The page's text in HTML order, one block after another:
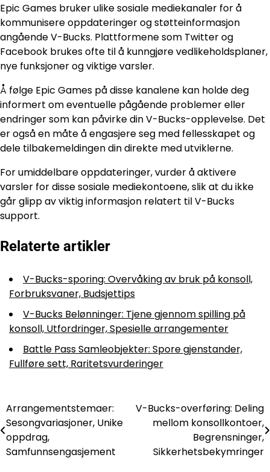
Epic Games bruker ulike sosiale mediekanaler for å
kommunisere oppdateringer og støtteinformasjon
angående V-Bucks. Plattformene som Twitter og
Facebook brukes ofte til å kunngjøre vedlikeholdsplaner,
nye funksjoner og viktige varsler.
Å følge Epic Games på disse kanalene kan holde deg
informert om eventuelle pågående problemer eller
endringer som kan påvirke din V-Bucks-opplevelse. Det
er også en måte å engasjere seg med fellesskapet og
dele tilbakemeldingen din direkte med utviklerne.
For umiddelbare oppdateringer, vurder å aktivere
varsler for disse sosiale mediekontoene, slik at du ikke
går glipp av viktig informasjon relatert til V-Bucks
support.
Relaterte artikler
V-Bucks-sporing: Overvåking av bruk på konsoll,
Forbruksvaner, Budsjettips
V-Bucks Belønninger: Tjene gjennom spilling på
konsoll, Utfordringer, Spesielle arrangementer
Battle Pass Samleobjekter: Spore gjenstander,
Fullføre sett, Raritetsvurderinger
Post
navigation
Arrangementstemaer:
Sesongvariasjoner, Unike
oppdrag,
Samfunnsengasjement
V-Bucks-overføring: Deling
mellom konsollkontoer,
Begrensninger,
Sikkerhetsbekymringer